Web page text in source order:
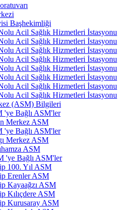
Başhekimliği
Acil Sağlık Hizmetleri İstasyonu
Acil Sağlık Hizmetleri İstasyonu
Acil Sağlık Hizmetleri İstasyonu
Acil Sağlık Hizmetleri İstasyonu
Acil Sağlık Hizmetleri İstasyonu
Acil Sağlık Hizmetleri İstasyonu
Acil Sağlık Hizmetleri İstasyonu
Acil Sağlık Hizmetleri İstasyonu
(ASM) Bilgileri
'ye Bağlı ASM'ler
Merkez ASM
'ye Bağlı ASM'ler
Merkez ASM
ASM
'ye Bağlı ASM'ler
100. Yıl ASM
Erenler ASM
Kayaağzı ASM
Kılıçdere ASM
Kurusaray ASM